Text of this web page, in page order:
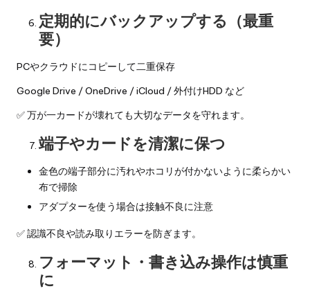
定期的にバックアップする（最重
要）
PCやクラウドにコピーして二重保存
Google Drive / OneDrive / iCloud / 外付けHDD など
✅ 万が一カードが壊れても大切なデータを守れます。
端子やカードを清潔に保つ
金色の端子部分に汚れやホコリが付かないように柔らかい
布で掃除
アダプターを使う場合は接触不良に注意
✅ 認識不良や読み取りエラーを防ぎます。
フォーマット・書き込み操作は慎重
に